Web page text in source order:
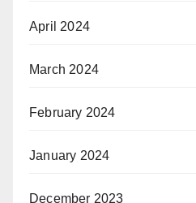
April 2024
March 2024
February 2024
January 2024
December 2023